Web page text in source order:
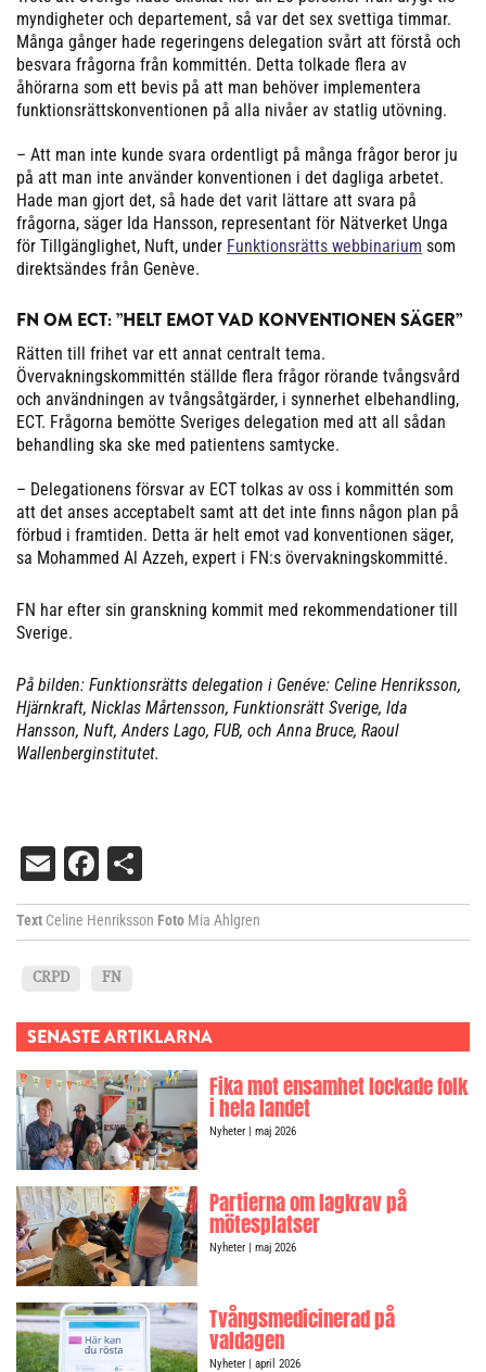
myndigheter och departement, så var det sex svettiga timmar.
Många gånger hade regeringens delegation svårt att förstå och
besvara frågorna från kommittén. Detta tolkade flera av
åhörarna som ett bevis på att man behöver implementera
funktionsrättskonventionen på alla nivåer av statlig utövning.
– Att man inte kunde svara ordentligt på många frågor beror ju
på att man inte använder konventionen i det dagliga arbetet.
Hade man gjort det, så hade det varit lättare att svara på
frågorna, säger Ida Hansson, representant för Nätverket Unga
för Tillgänglighet, Nuft, under Funktionsrätts webbinarium som
direktsändes från Genève.
FN OM ECT: ”HELT EMOT VAD KONVENTIONEN SÄGER”
Rätten till frihet var ett annat centralt tema.
Övervakningskommittén ställde flera frågor rörande tvångsvård
och användningen av tvångsåtgärder, i synnerhet elbehandling,
ECT. Frågorna bemötte Sveriges delegation med att all sådan
behandling ska ske med patientens samtycke.
– Delegationens försvar av ECT tolkas av oss i kommittén som
att det anses acceptabelt samt att det inte finns någon plan på
förbud i framtiden. Detta är helt emot vad konventionen säger,
sa Mohammed Al Azzeh, expert i FN:s övervakningskommitté.
FN har efter sin granskning kommit med rekommendationer till
Sverige.
På bilden: Funktionsrätts delegation i Genéve: Celine Henriksson,
Hjärnkraft, Nicklas Mårtensson, Funktionsrätt Sverige, Ida
Hansson, Nuft, Anders Lago, FUB, och Anna Bruce, Raoul
Wallenberginstitutet.
EmailFacebook
Text Celine Henriksson Foto Mia Ahlgren
CRPD FN
SENASTE ARTIKLARNA
Fika mot ensamhet lockade folk
i hela landet
Nyheter| maj 2026
Partierna om lagkrav på
mötesplatser
Nyheter| maj 2026
Tvångsmedicinerad på
valdagen
Nyheter| april 2026